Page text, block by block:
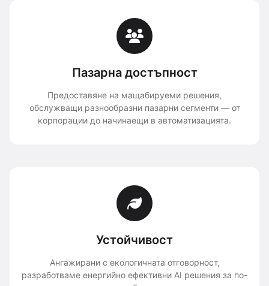
Пазарна достъпност
Предоставяне на мащабируеми решения,
обслужващи разнообразни пазарни сегменти — от
корпорации до начинаещи в автоматизацията.
Устойчивост
Ангажирани с екологичната отговорност,
разработваме енергийно ефективни AI решения за по-